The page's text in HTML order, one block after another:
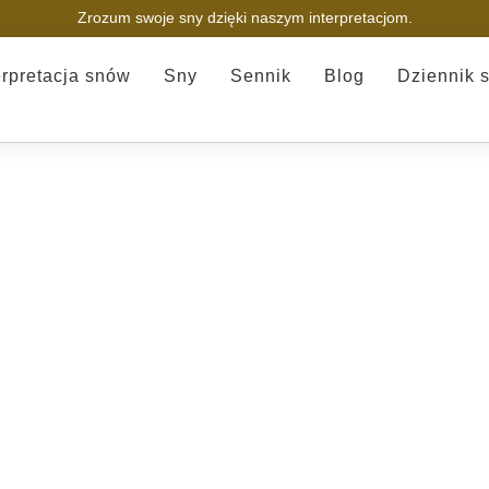
Zrozum swoje sny dzięki naszym interpretacjom.
snów Sny Sennik Blog Dziennik